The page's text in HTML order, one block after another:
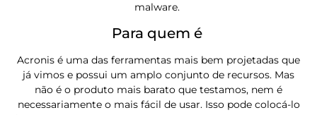
malware.
Para quem é
Acronis é uma das ferramentas mais bem projetadas que
já vimos e possui um amplo conjunto de recursos. Mas
não é o produto mais barato que testamos, nem é
necessariamente o mais fácil de usar. Isso pode colocá-lo